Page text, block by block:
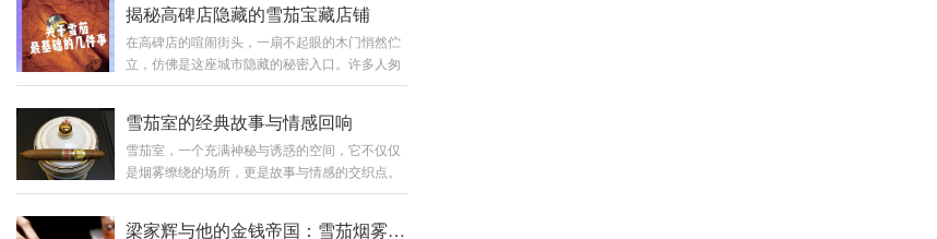
揭秘高碑店隐藏的雪茄宝藏店铺
在高碑店的喧闹街头，一扇不起眼的木门悄然伫
立，仿佛是这座城市隐藏的秘密入口。许多人匆
匆走过，却很少有人知道，门后藏着一个关于雪
等待着有心人去发掘。它的存在，不仅是烟草文
化的传承，更是时光的凝固体，每一根雪茄都诉
说着一段故事。 回溯历史，高碑店曾是商贾云集
的繁华之地，丝绸之路的余晖在这里留下了深深
雪茄室的经典故事与情感回响
雪茄室，一个充满神秘与诱惑的空间，它不仅仅
是烟雾缭绕的场所，更是故事与情感的交织点。
在那里，时光仿佛凝固，人们卸下伪装，在古巴
梁家辉与他的金钱帝国：雪茄烟雾中的商战风云